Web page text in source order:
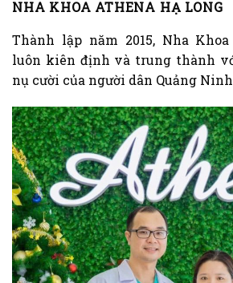
NHA KHOA ATHENA HẠ LONG
Thành lập năm 2015, Nha
luôn kiên định và trung thành
nụ cười của người dân Quảng